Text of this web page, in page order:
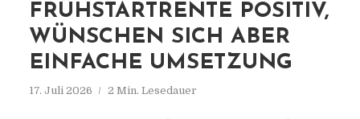
FRÜHSTARTRENTE POSITIV,
WÜNSCHEN SICH ABER
EINFACHE UMSETZUNG
17. Juli 2026 2 Min. Lesedauer